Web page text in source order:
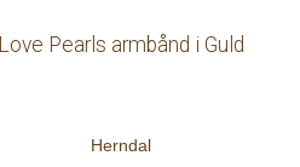
Love Pearls armbånd i Guld
Herndal